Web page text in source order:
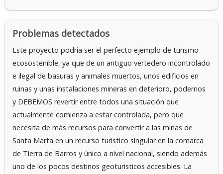
Problemas detectados
Este proyecto podría ser el perfecto ejemplo de turismo
ecosostenible, ya que de un antiguo vertedero incontrolado
e ilegal de basuras y animales muertos, unos edificios en
ruinas y unas instalaciones mineras en deterioro, podemos
y DEBEMOS revertir entre todos una situación que
actualmente comienza a estar controlada, pero que
necesita de más recursos para convertir a las minas de
Santa Marta en un recurso turístico singular en la comarca
de Tierra de Barros y único a nivel nacional, siendo además
uno de los pocos destinos geoturisticos accesibles. La